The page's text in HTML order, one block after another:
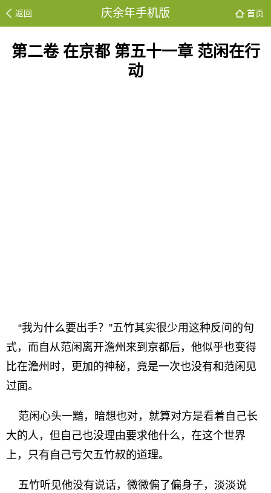
返回 庆余年手机版 首页
第二卷 在京都 第五十一章 范闲在行
动
“我为什么要出手？”五竹其实很少用这种反问的句
式，而自从范闲离开澹州来到京都后，他似乎也变得
比在澹州时，更加的神秘，竟是一次也没有和范闲见
过面。
范闲心头一黯，暗想也对，就算对方是看着自己长
大的人，但自己也没理由要求他什么，在这个世界
上，只有自己亏欠五竹叔的道理。
五竹听见他没有说话，微微偏了偏身子，淡淡说